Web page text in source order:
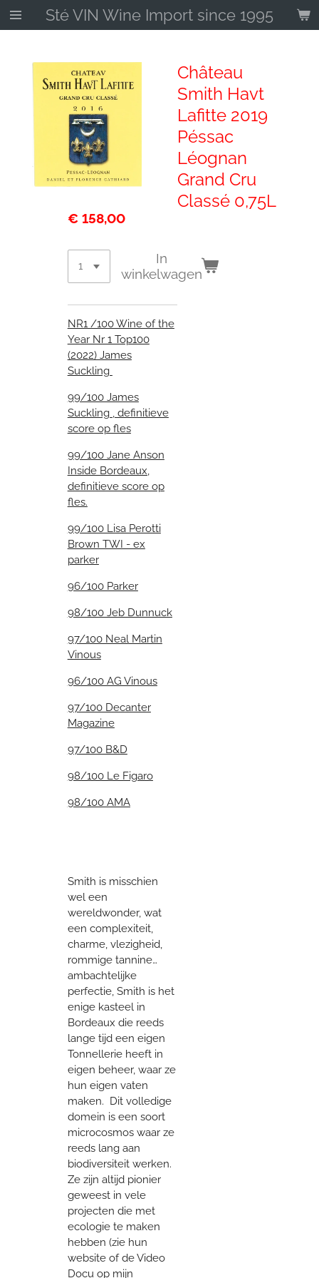
Ga
direct
hoofdinhoud
Sté VIN Wine Import since 1995
Château
Smith Havt
Lafitte 2019
Péssac
Léognan
Grand Cru
Classé 0,75L
€ 158,00
In
winkelwagen
NR1 /100 Wine of the
Year Nr 1 Top100
(2022) James
Suckling
99/100 James
Suckling , definitieve
score op fles
99/100 Jane Anson
Inside Bordeaux,
definitieve score op
fles.
99/100 Lisa Perotti
Brown TWI - ex
parker
96/100 Parker
98/100 Jeb Dunnuck
97/100 Neal Martin
Vinous
96/100 AG Vinous
97/100 Decanter
Magazine
97/100 B&D
98/100 Le Figaro
98/100 AMA
Smith is misschien
wel een
wereldwonder, wat
een complexiteit,
charme, vlezigheid,
rommige tannine…
ambachtelijke
perfectie, Smith is het
enige kasteel in
Bordeaux die reeds
lange tijd een eigen
Tonnellerie heeft in
eigen beheer, waar ze
hun eigen vaten
maken. Dit volledige
domein is een soort
microcosmos waar ze
reeds lang aan
biodiversiteit werken.
Ze zijn altijd pionier
geweest in vele
projecten die met
ecologie te maken
hebben (zie hun
website of de Video
Docu op mijn